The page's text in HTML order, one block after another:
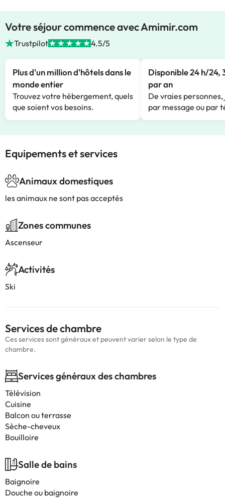
Votre séjour commence avec Amimir.com
Trustpilot 4.5/5
Plus d'un million d'hôtels dans le
monde entier
Trouvez votre hébergement, quels
que soient vos besoins.
Disponible 24 h/24,
par an
De vraies
par message ou par
Equipements et services
Animaux domestiques
les animaux ne sont pas acceptés
Zones communes
Ascenseur
Activités
Ski
Services de chambre
Ces services sont généraux et peuvent varier selon le type de
chambre.
Services généraux des chambres
Télévision
Cuisine
Balcon ou terrasse
Sèche-cheveux
Bouilloire
Salle de bains
Baignoire
Douche ou baignoire